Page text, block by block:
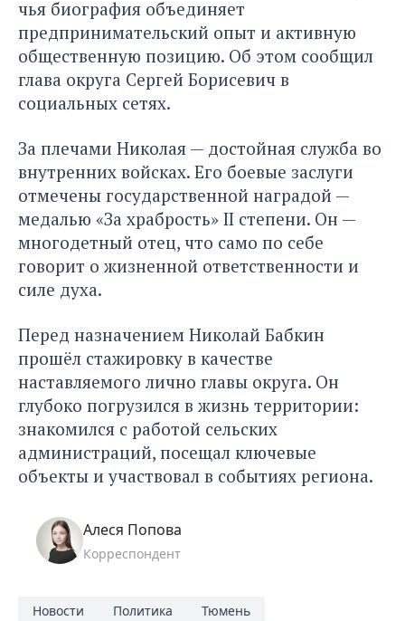
чья биография объединяет
предпринимательский опыт и активную
общественную позицию. Об этом сообщил
глава округа Сергей Борисевич в
социальных сетях.
За плечами Николая — достойная служба во
внутренних войсках. Его боевые заслуги
отмечены государственной наградой —
медалью «За храбрость» II степени. Он —
многодетный отец, что само по себе
говорит о жизненной ответственности и
силе духа.
Перед назначением Николай Бабкин
прошёл стажировку в качестве
наставляемого лично главы округа. Он
глубоко погрузился в жизнь территории:
знакомился с работой сельских
администраций, посещал ключевые
объекты и участвовал в событиях региона.
Алеся Попова
Корреспондент
Новости Политика
Тюмень